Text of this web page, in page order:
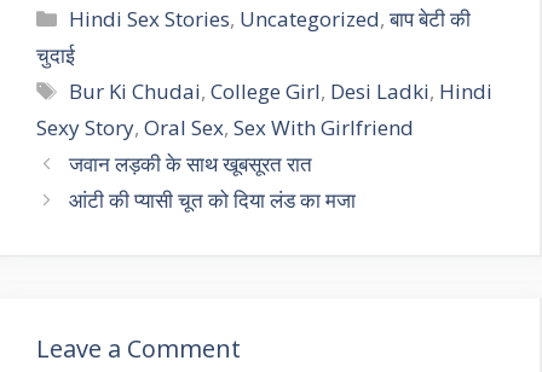
Categories
Hindi Sex Stories, Uncategorized,बाप बेटी की
चुदाई
Tags
Bur Ki Chudai,College Girl, Desi Ladki, Hindi
Sexy Story, Oral Sex, Sex With Girlfriend
जवान लड़की के साथ खूबसूरत रात
आंटी की प्यासी चूत को दिया लंड का मजा
Leave a Comment